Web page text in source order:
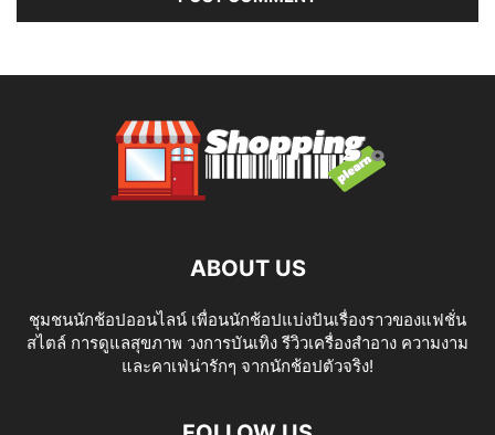
ABOUT US
ชุมชนนักช้อปออนไลน์ เพื่อนนักช้อปแบ่งปันเรื่องราวของแฟชั่น
สไตล์ การดูแลสุขภาพ วงการบันเทิง รีวิวเครื่องสำอาง ความงาม
และคาเฟ่น่ารักๆ จากนักช้อปตัวจริง!